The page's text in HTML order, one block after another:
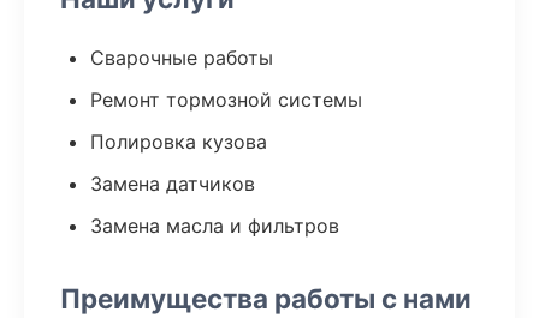
Сварочные работы
Ремонт тормозной системы
Полировка кузова
Замена датчиков
Замена масла и фильтров
Преимущества работы с нами